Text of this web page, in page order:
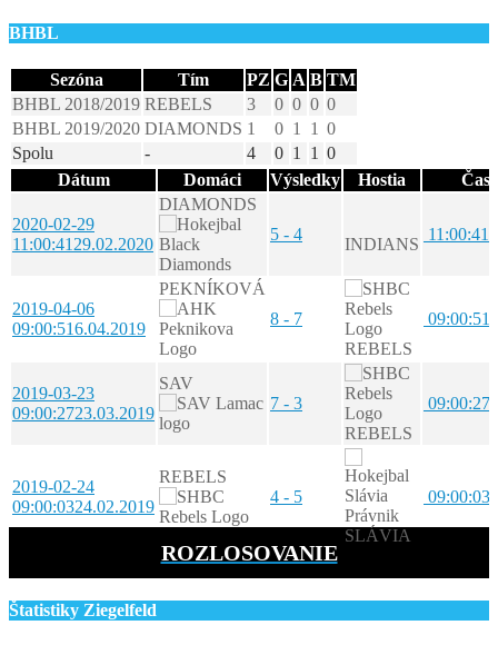
BHBL
Sezóna Tím PZ G A B TM
BHBL 2018/2019 REBELS 3 0 0 0 0
BHBL 2019/2020 DIAMONDS 1 0 1 1 0
Spolu
- 4 0 1 1 0
Dátum
Domáci Výsledky Hostia Čas
2020-02-29
11:00:41 29.02.2020
DIAMONDS
5 - 4
INDIANS
11:00:41
2019-04-06
09:00:516.04.2019
PEKNÍKOVÁ
8 - 7
REBELS
09:00:51
2019-03-23
09:00:2723.03.2019
SAV
7 - 3
REBELS
09:00:27
2019-02-24
09:00:0324.02.2019
REBELS
4 - 5
SLÁVIA
09:00:03
ROZLOSOVANIE
Štatistiky Ziegelfeld